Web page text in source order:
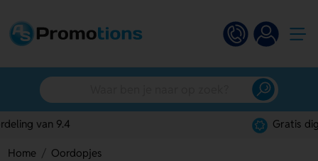
Home
Oordopjes